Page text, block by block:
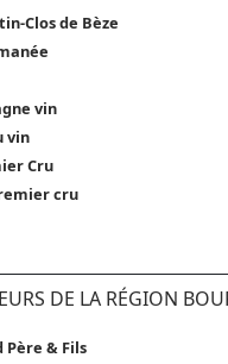
Clos de Bèze
vin
vin
Cru
cru
DE LA RÉGION
Père & Fils